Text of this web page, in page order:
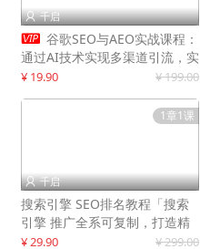
 千启
 谷歌SEO与AEO实战课程：
通过AI技术实现多渠道引流，实
现网站流量增长300%
¥ 19.90 ¥ 199.00
1章1课
 千启
搜索引擎 SEO排名教程「搜索
引擎 推广全系可复制，打造精
准被动流量系统
¥ 29.90 ¥ 299.00